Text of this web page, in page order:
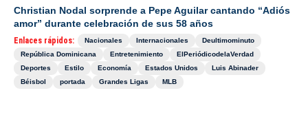
Christian Nodal sorprende a Pepe Aguilar cantando “Adiós
amor” durante celebración de sus 58 años
Enlaces rápidos: Nacionales Internacionales
Deultimominuto
República Dominicana
Entretenimiento
ElPeriódicodelaVerdad
Deportes
Estilo Economía Estados Unidos
Luis Abinader
Béisbol
portada Grandes Ligas MLB